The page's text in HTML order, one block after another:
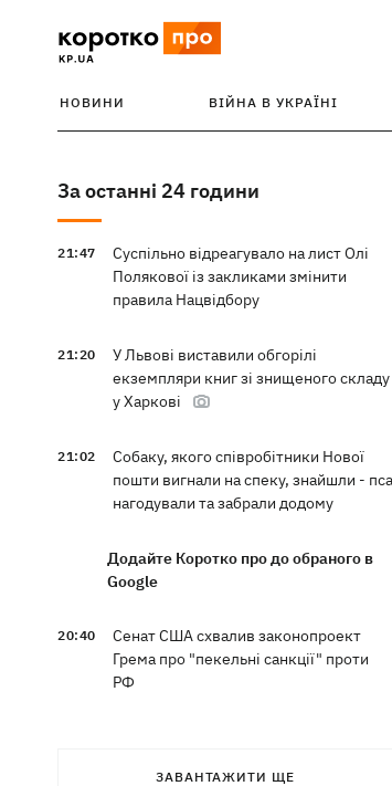
НОВИНИ ВІЙНА В УКРАЇНІ
За останні 24 години
21:47
Суспільно відреагувало на лист Олі
Полякової із закликами змінити
правила Нацвідбору
21:20
У Львові виставили обгорілі
екземпляри книг зі знищеного складу
у Харкові
21:02
Собаку, якого співробітники Нової
пошти вигнали на спеку, знайшли - пса
нагодували та забрали додому
Додайте Коротко про до обраного в
Google
20:40
Сенат США схвалив законопроект
Грема про "пекельні санкції" проти
РФ
ЗАВАНТАЖИТИ ЩЕ